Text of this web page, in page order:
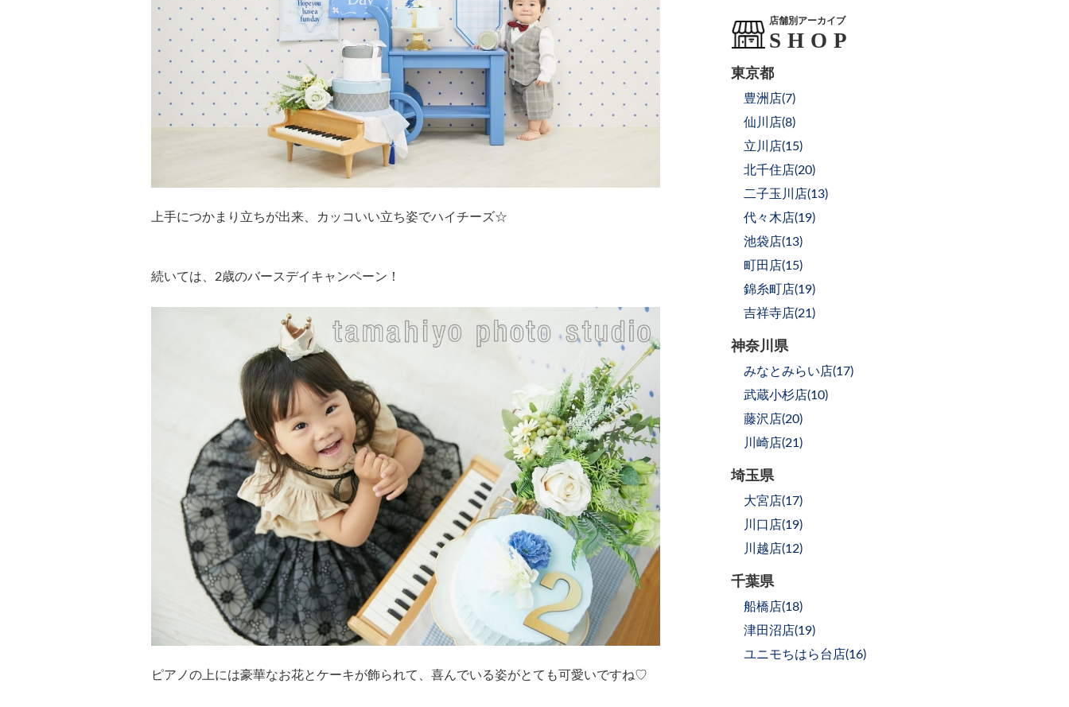
上手につかまり立ちが出来、カッコいい立ち姿でハイチーズ☆
続いては、2歳のバースデイキャンペーン！
ピアノの上には豪華なお花とケーキが飾られて、喜んでいる姿がとても可愛いですね♡
店舗別アーカイブ
東京都
豊洲店(7)
仙川店(8)
立川店(15)
北千住店(20)
二子玉川店(13)
代々木店(19)
池袋店(13)
町田店(15)
錦糸町店(19)
吉祥寺店(21 )
神奈川県
みなとみらい店(17)
武蔵小杉店(10)
藤沢店(20)
川崎店(21 )
埼玉県
大宮店(17)
川口店(19)
川越店(12)
千葉県
船橋店(18)
津田沼店(19)
ユニモちはら台店(16)